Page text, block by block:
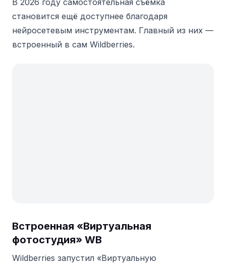
В 2026 году самостоятельная съёмка
становится ещё доступнее благодаря
нейросетевым инструментам. Главный из них —
встроенный в сам Wildberries.
Встроенная «Виртуальная
фотостудия» WB
Wildberries запустил «Виртуальную